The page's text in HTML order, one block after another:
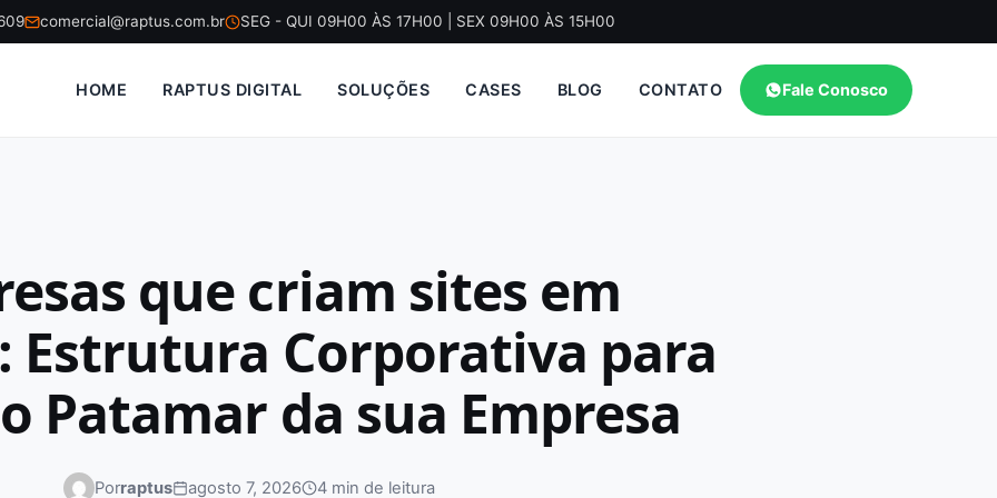
comercial@raptus.com.br SEG - QUI 09H00 ÀS 17H00 | SEX 09H00 ÀS 15H00
HOME RAPTUS DIGITAL SOLUÇÕES CASES BLOG CONTATO Fale Conosco
que criam sites em
Estrutura Corporativa para
Patamar da sua Empresa
Porraptus agosto 7, 2026 4 min de leitura